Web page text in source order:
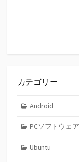
カテゴリー
Android
PCソフトウェア
Ubuntu